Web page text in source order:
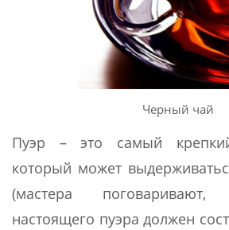
Черный чай
Пуэр – это самый
который может
(мастера
настоящего пуэра должен